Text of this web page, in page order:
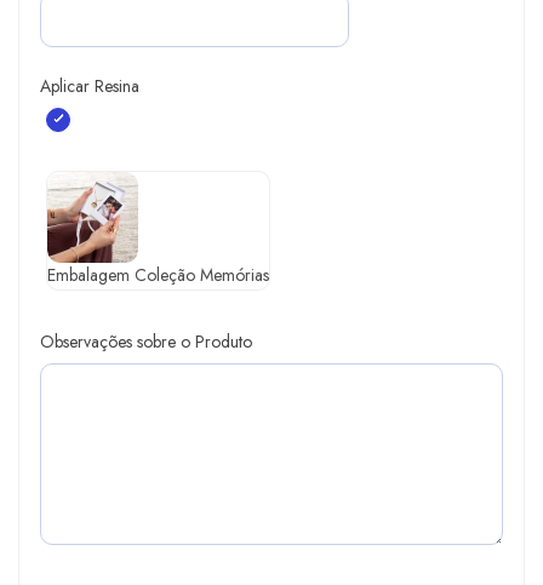
Aplicar Resina
Embalagem Coleção Memórias
Observações sobre o Produto